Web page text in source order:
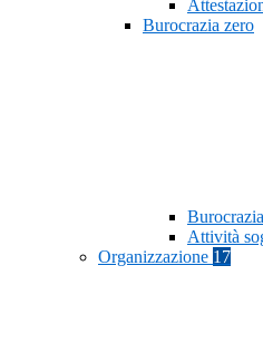
Burocrazia zero
Attività
Organizzazione 17